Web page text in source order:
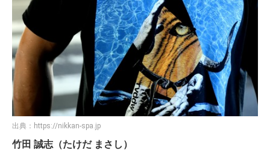
出典： https://nikkan-spa.jp
竹田 誠志（たけだ まさし）